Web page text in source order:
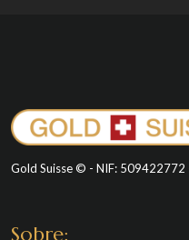
Gold Suisse © - NIF: 509422772
Sobre: